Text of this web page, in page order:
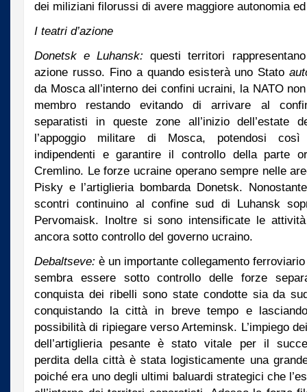
dei miliziani filorussi di avere maggiore autonomia
I teatri d’azione
Donetsk e Luhansk:questi territori
azione russo. Fino a quando esisterà uno Stato
da Mosca all’interno dei confini ucraini, la NATO
membro restando evitando di arrivare al
separatisti in queste zone all’inizio dell’estate
l’appoggio militare di Mosca, potendosi così
indipendenti e garantire il controllo della parte
Cremlino. Le forze ucraine operano sempre nelle
Pisky e l’artiglieria bombarda Donetsk.
scontri continuino al confine sud di Luhansk
Pervomaisk. Inoltre si sono intensificate le
ancora sotto controllo del governo ucraino.
Debaltseve: è un importante collegamento
sembra essere sotto controllo delle forze
conquista dei ribelli sono state condotte sia da
conquistando la città in breve tempo e
possibilità di ripiegare verso Arteminsk. L’impiego
dell’artiglieria pesante è stato vitale per il
perdita della città è stata logisticamente una
poiché era uno degli ultimi baluardi strategici che